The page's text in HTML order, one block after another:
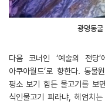
광명동
다음 코너인 ‘예술의 전당
아쿠아월드’로 향한다. 동물
평소 보기 힘든 물고기를 보
식인물고기 피라냐, 헤엄치